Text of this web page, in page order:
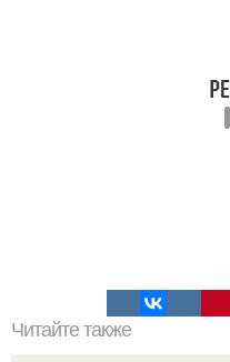
Читайте также